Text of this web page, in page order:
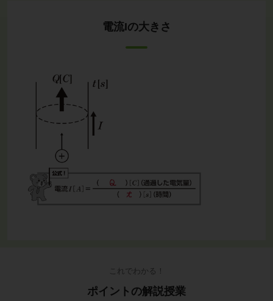
電流Iの大きさ
これでわかる！
ポイントの解説授業